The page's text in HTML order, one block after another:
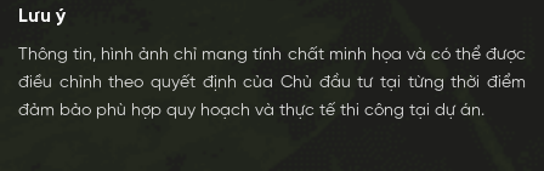
Lưu ý
Thông tin, hình ảnh chỉ mang tính chất minh họa và có thể được
điều chỉnh theo quyết định của Chủ đầu tư tại từng thời điểm
đảm bảo phù hợp quy hoạch và thực tế thi công tại dự án.